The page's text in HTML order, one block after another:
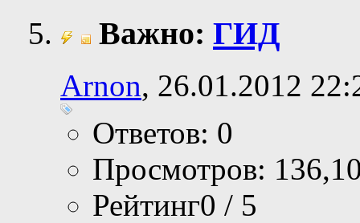
Важно: ГИД
Arnon, 26.01.2012
Ответов: 0
Просмотров:
Рейтинг0 / 5